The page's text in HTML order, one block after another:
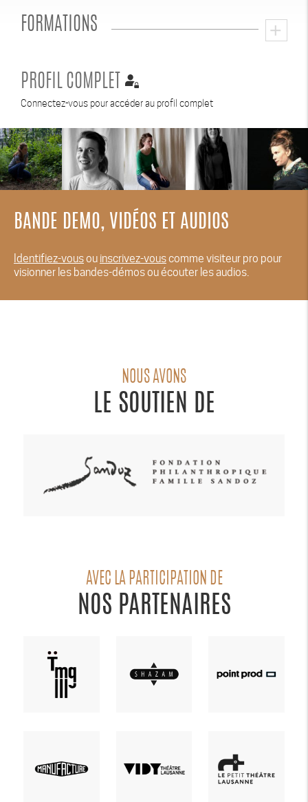
FORMATIONS add
PROFIL COMPLET
Connectez-vous pour accéder au profil complet
BANDE DEMO, VIDÉOS ET AUDIOS
Identifiez-vousou inscrivez-vouscomme visiteur pro pour
visionner les bandes-démos ou écouter les audios.
NOUS AVONS
LE SOUTIEN DE
AVEC LA PARTICIPATION DE
NOS PARTENAIRES